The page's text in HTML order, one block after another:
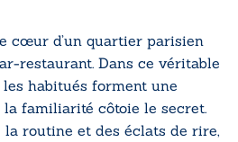
cœur d’un quartier parisien
restaurant. Dans ce véritable
habitués forment une
la familiarité côtoie le secret.
routine et des éclats de rire,